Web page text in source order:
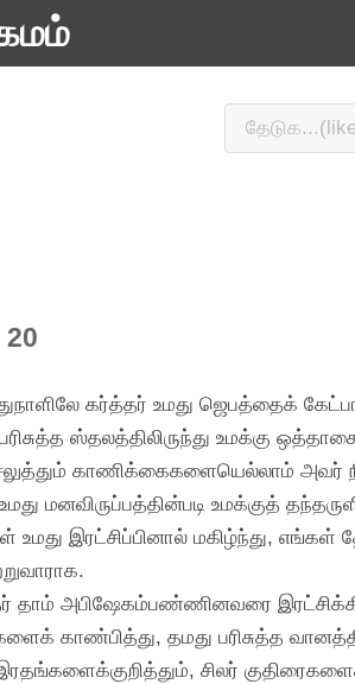
கர்த்தர் உமது ஜெபத்தைக்
ஸ்தலத்திலிருந்து உமக்கு
காணிக்கைகளையெல்லாம் அவர்
மனவிருப்பத்தின்படி உமக்குத்
உமது இரட்சிப்பினால் மகிழ்ந்து,
தாம் அபிஷேகம்பண்ணினவரை
காண்பித்து, தமது பரிசுத்த
சிலர்